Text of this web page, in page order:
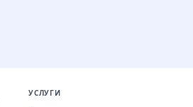
УСЛУГИ